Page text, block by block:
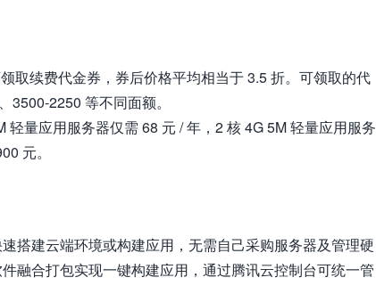
取续费代金券，券后价格平均相当于 3.5 折。可领取的代
2250 等不同面额。
轻量应用服务器仅需 68 元 / 年，2 核 4G 5M 轻量应用服务
元。
搭建云端环境或构建应用，无需自己采购服务器及管理硬
融合打包实现一键构建应用，通过腾讯云控制台可统一管